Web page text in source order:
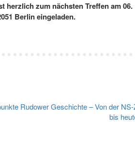
herzlich zum nächsten Treffen am 06.
Berlin eingeladen.
Rudower Geschichte – Von der NS-
bis